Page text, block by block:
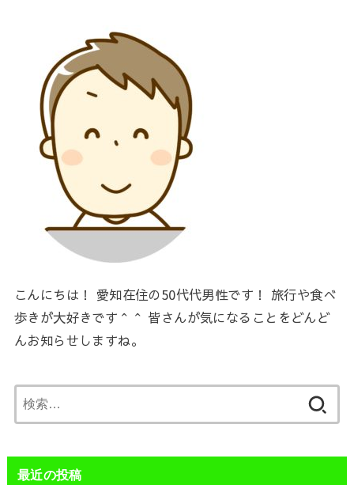
こんにちは！ 愛知在住の50代代男性です！ 旅行や食べ
歩きが大好きです＾＾ 皆さんが気になることをどんど
んお知らせしますね。
索:
最近の投稿